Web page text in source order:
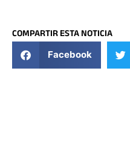
COMPARTIR ESTA NOTICIA
Facebook